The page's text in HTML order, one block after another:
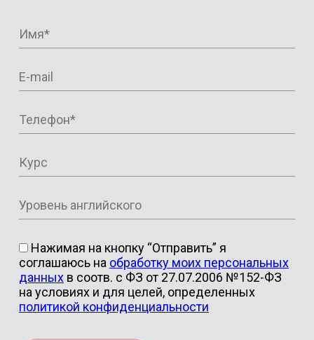
Нажимая на кнопку “Отправить” я
соглашаюсь на обработку моих персональных
данныхв соотв. с ФЗ от 27.07.2006 №152-ФЗ
на условиях и для целей, определенных
политикой конфиденциальности